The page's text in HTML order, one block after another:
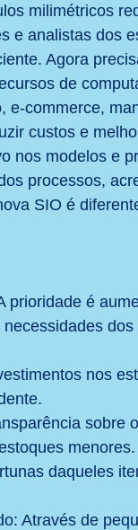
milimétricos
e analistas dos
Agora
de
e-commerce,
custos e
nos modelos e
processos,
SIO é
prioridade é
nos
sobre
daqueles
Através de